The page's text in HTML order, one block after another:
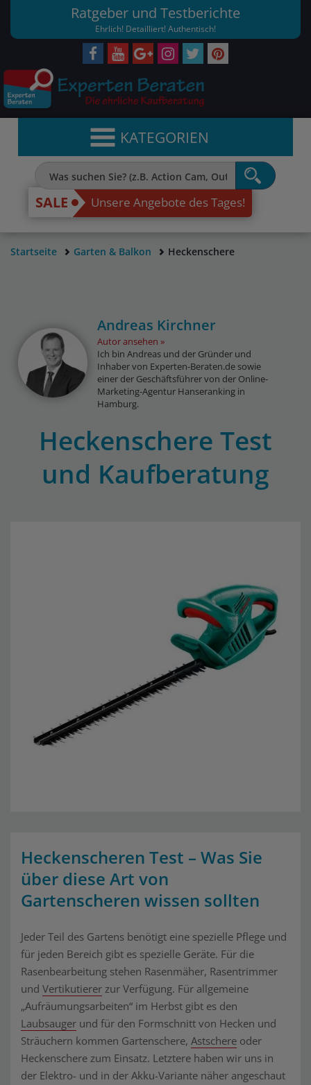
Ratgeber und Testberichte
Ehrlich! Detailliert! Authentisch!
KATEGORIEN
SALE Unsere Angebote des Tages!
Startseite Garten & Balkon Heckenschere
Andreas Kirchner
Autor ansehen
Ich bin Andreas und der Gründer und
Inhaber von Experten-Beraten.de sowie
einer der Geschäftsführer von der Online-
Marketing-Agentur Hanseranking in
Hamburg.
Heckenschere Test
und Kaufberatung
Heckenscheren Test – Was Sie
über diese Art von
Gartenscheren wissen sollten
Jeder Teil des Gartens benötigt eine spezielle Pflege und
für jeden Bereich gibt es spezielle Geräte. Für die
Rasenbearbeitung stehen Rasenmäher, Rasentrimmer
und Vertikutierer zur Verfügung. Für allgemeine
„Aufräumungsarbeiten“ im Herbst gibt es den
Laubsauger und für den Formschnitt von Hecken und
Sträuchern kommen Gartenschere, Astschere oder
Heckenschere zum Einsatz. Letztere haben wir uns in
der Elektro- und in der Akku-Variante näher angeschaut